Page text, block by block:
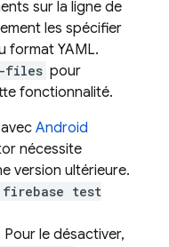
sur la ligne de
les spécifier
format YAML.
files pour
fonctionnalité.
Android
nécessite
version ultérieure.
firebase test
le désactiver,